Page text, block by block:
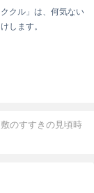
クル」は、何気ない
します。
のすすきの見頃時